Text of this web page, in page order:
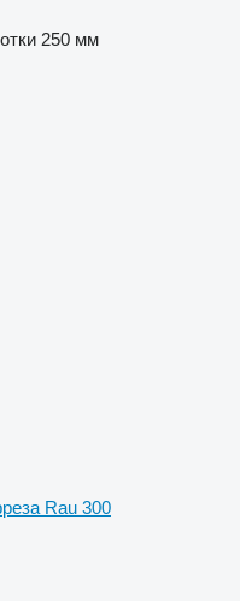
250 мм
Rau 300